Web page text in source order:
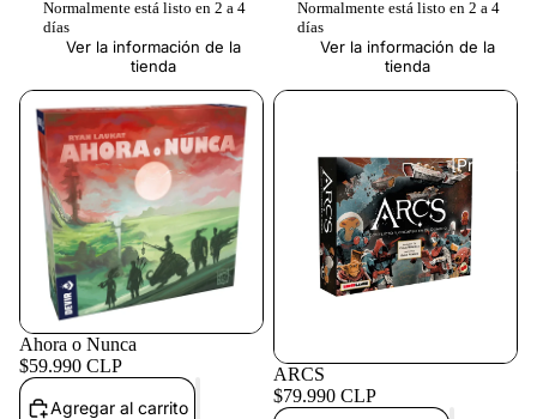
Normalmente está listo en 2 a 4
días
Ver la información de la
tienda
Normalmente está listo en 2 a 4
días
Ver la información de la
tienda
Ahora o Nunca
$59.990 CLP
Agregar al carrito
ARCS
$79.990 CLP